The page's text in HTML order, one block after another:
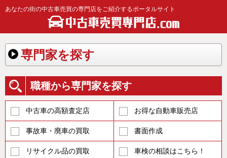
あなたの街の中古車売買の専門店をご紹介するポータルサイト
専門家を探す
職種から専門家を探す
中古車の高額査定店 お得な自動車販売店
事故車・廃車の買取 書面作成
リサイクル品の買取 車検の相談はこちら！